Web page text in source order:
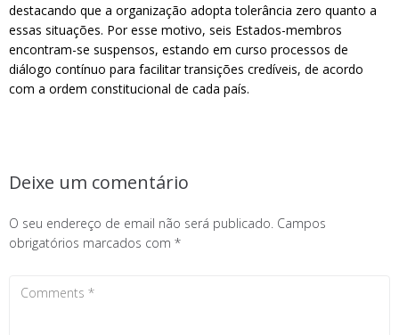
destacando que a organização adopta tolerância zero quanto a
essas situações. Por esse motivo, seis Estados-membros
encontram-se suspensos, estando em curso processos de
diálogo contínuo para facilitar transições credíveis, de acordo
com a ordem constitucional de cada país.
Deixe um comentário
O seu endereço de email não será publicado. Campos
obrigatórios marcados com *